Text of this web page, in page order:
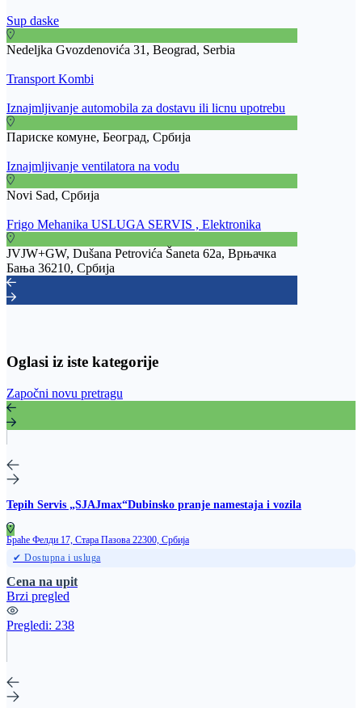
Sup daske
Nedeljka Gvozdenovića 31, Beograd, Serbia
Transport Kombi
Iznajmljivanje automobila za dostavu ili licnu upotrebu
Париске комуне, Београд, Србија
Iznajmljivanje ventilatora na vodu
Novi Sad, Србија
Frigo Mehanika USLUGA SERVIS , Elektronika
JVJW+GW, Dušana Petrovića Šaneta 62a, Врњачка
Бања 36210, Србија
Oglasi iz iste kategorije
Započni novu pretragu
Tepih Servis „SJAJmax“Dubinsko pranje namestaja i vozila
Браће Фелди 17, Стара Пазова 22300, Србија
✔ Dostupna i usluga
Cena na upit
Brzi pregled
Pregledi: 238